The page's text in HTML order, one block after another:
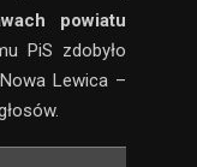
powiatu
PiS zdobyło
Lewica –